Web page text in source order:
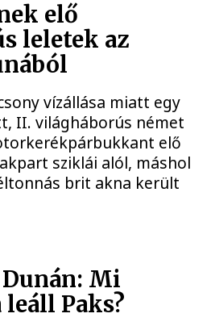
elő
leletek az
vízállása miatt egy
II. világháborús német
elő
sziklái alól, máshol
brit akna került
Mi
Paks?